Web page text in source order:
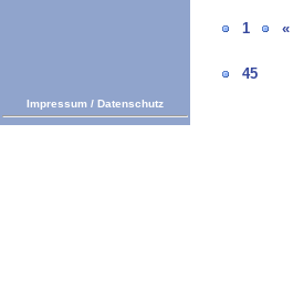
1 «
45
Impressum / Datenschutz